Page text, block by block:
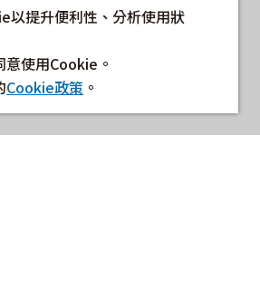
以提升便利性、分析使用狀
使用Cookie。
Cookie政策 。